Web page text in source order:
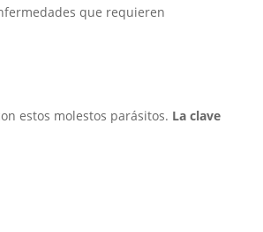
que requieren
estos molestos parásitos. La clave